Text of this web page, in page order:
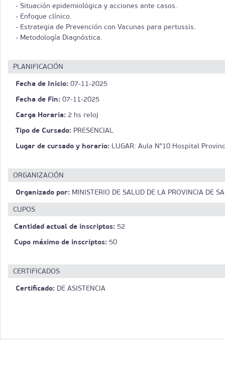
- Situación epidemiológica y acciones ante casos.
- Enfoque clínico.
- Estrategia de Prevención con Vacunas para pertussis.
- Metodología Diagnóstica.
PLANIFICACIÓN
Fecha de Inicio: 07-11-2025
Fecha de Fin: 07-11-2025
Carga Horaria: 2 hs reloj
Tipo de Cursado: PRESENCIAL
Lugar de cursado y horario: LUGAR: Aula N°10 Hospital
ORGANIZACIÓN
Organizado por: MINISTERIO DE SALUD DE LA PROVINCIA DE
CUPOS
Cantidad actual de inscriptos: 52
Cupo máximo de inscriptos: 50
CERTIFICADOS
Certificado: DE ASISTENCIA